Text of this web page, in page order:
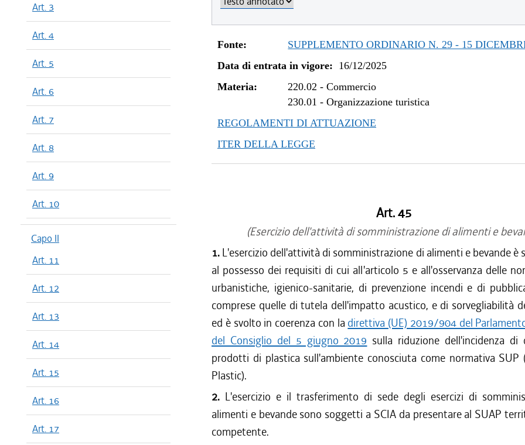
Art. 3
Art. 4
Art. 5
Art. 6
Art. 7
Art. 8
Art. 9
Art. 10
Capo II
Art. 11
Art. 12
Art. 13
Art. 14
Art. 15
Art. 16
Art. 17
Fonte:
SUPPLEMENTO ORDINARIO N. 29 - 15
Data di entrata in vigore: 16/12/2025
Materia:
220.02 -Commercio
230.01 -Organizzazione turistica
REGOLAMENTI DI ATTUAZIONE
ITER DELLA LEGGE
Art. 45
(Esercizio dell'attività di somministrazione di alimenti e
1. L'esercizio dell'attività di somministrazione di alimenti e bevande è
al possesso dei requisiti di cui all'articolo 5 e all'osservanza delle
urbanistiche, igienico-sanitarie, di prevenzione incendi e di
comprese quelle di tutela dell'impatto acustico, e di sorvegliabilità
ed è svolto in coerenza con la direttiva (UE) 2019/904 del
del Consiglio del 5 giugno 2019 sulla riduzione dell'incidenza di
prodotti di plastica sull'ambiente conosciuta come normativa SUP
Plastic).
2. L'esercizio e il trasferimento di sede degli esercizi di
alimenti e bevande sono soggetti a SCIA da presentare al SUAP
competente.